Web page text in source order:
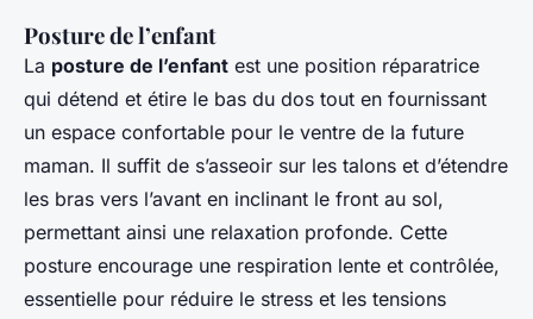
Posture de l’enfant
La posture de l’enfant est une position réparatrice
qui détend et étire le bas du dos tout en fournissant
un espace confortable pour le ventre de la future
maman. Il suffit de s’asseoir sur les talons et d’étendre
les bras vers l’avant en inclinant le front au sol,
permettant ainsi une relaxation profonde. Cette
posture encourage une respiration lente et contrôlée,
essentielle pour réduire le stress et les tensions